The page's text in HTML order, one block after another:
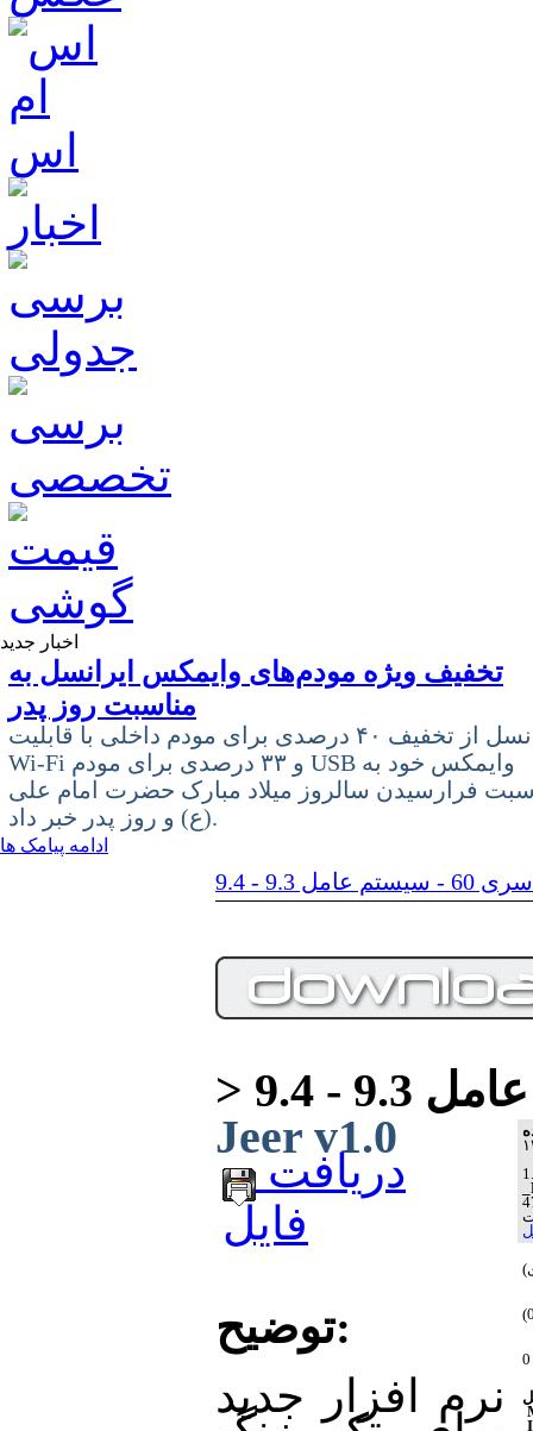
اخبار جدید
تخفیف ویژه مودم‌های وایمکس ایرانسل به
مناسبت روز پدر
ایرانسل از تخفیف ۴۰ درصدی برای مودم داخلی با قابلیت
Wi-Fi و ۳۳ درصدی برای مودم USB وایمکس خود به
فرارسیدن سالروز میلاد مبارک حضرت امام علی
(ع) و روز پدر خبر داد.
ادامه پیامک ها
عامل 9.3 - 9.4
Jeer v1.0
فایل
توضیح:
نرم افزار جديد